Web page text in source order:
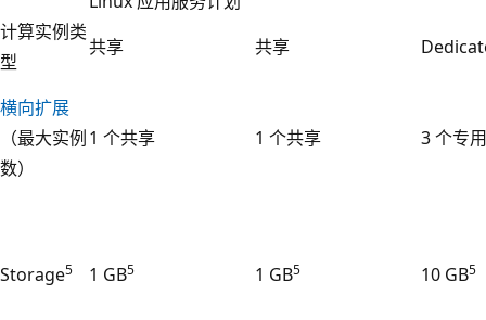
计算实例类
型
共享 共享
横向扩展
（最大实例
数）
1 个共享 1 个共享 3 个专用
Storage5 1 GB5 1 GB5 10 GB5